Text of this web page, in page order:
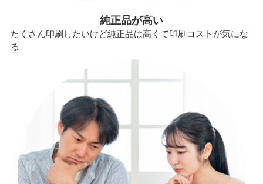
純正品が高い
たくさん印刷したいけど純正品は高くて印刷コストが気にな
る